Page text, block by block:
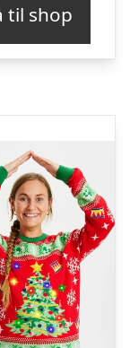
til shop